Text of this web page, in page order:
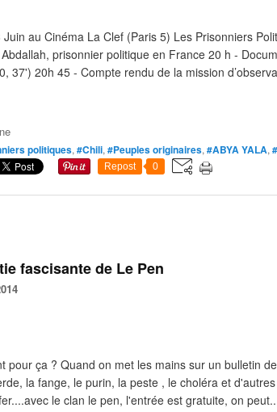
au Cinéma La Clef (Paris 5) Les Prisonniers
prisonnier politique en France 20 h -
37') 20h 45 - Compte rendu de la mission
politiques, #Chili, #Peuples originaires, #ABYA YALA,
Repost 0
fascisante de Le Pen
pour ça ? Quand on met les mains sur un bulletin
la fange, le purin, la peste , le choléra et
le clan le pen, l'entrée est gratuite, on